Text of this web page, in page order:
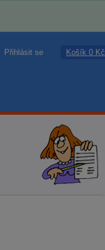
Přihlásit se Košík 0 Kč